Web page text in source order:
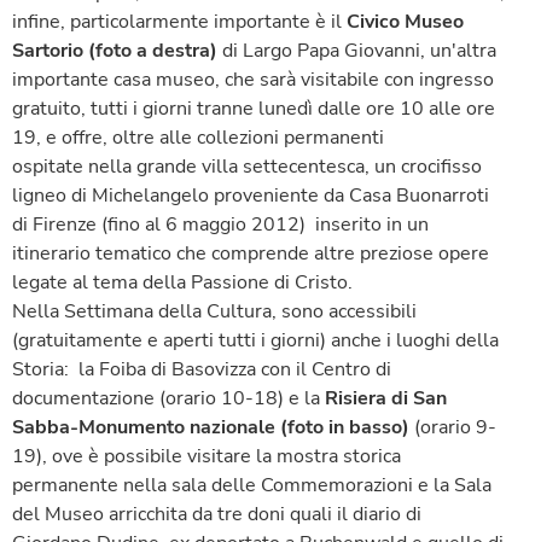
infine, particolarmente importante è ilCivico Museo
Sartorio (foto a destra) di Largo Papa Giovanni, un'altra
importante casa museo, che sarà visitabile con ingresso
gratuito, tutti i giorni tranne lunedì dalle ore 10 alle ore
19, e offre, oltre alle collezioni permanenti
ospitate nella grande villa settecentesca, un crocifisso
ligneo di Michelangelo proveniente da Casa Buonarroti
di Firenze (fino al 6 maggio 2012) inserito in un
itinerario tematico che comprende altre preziose opere
legate al tema della Passione di Cristo.
Nella Settimana della Cultura, sono accessibili
(gratuitamente e aperti tutti i giorni) anche i luoghi della
Storia: la Foiba di Basovizza con il Centro di
documentazione (orario 10-18) e la Risiera di San
Sabba-Monumento nazionale (foto in basso) (orario 9-
19), ove è possibile visitare la mostra storica
permanente nella sala delle Commemorazioni e la Sala
del Museo arricchita da tre doni quali il diario di